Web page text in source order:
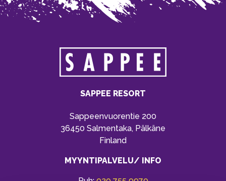
SAPPEE RESORT
Sappeenvuorentie 200
36450 Salmentaka, Pälkäne
Finland
MYYNTIPALVELU/ INFO